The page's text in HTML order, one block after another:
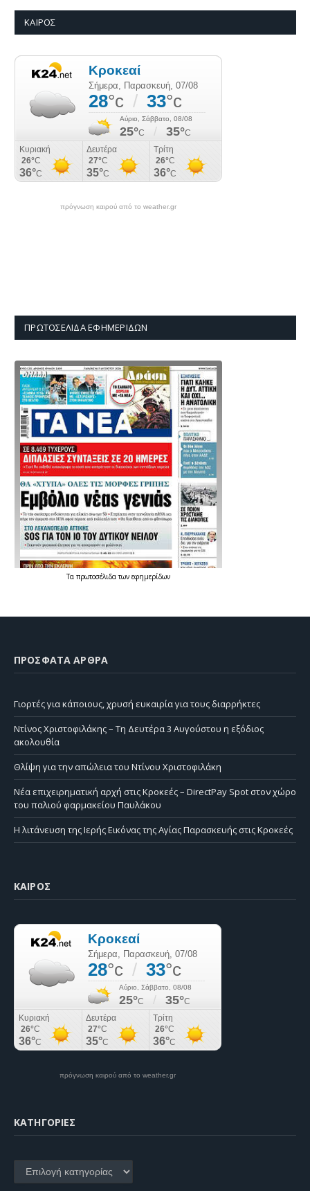
ΚΑΙΡΌΣ
πρόγνωση καιρού από το weather.gr
ΠΡΩΤΟΣΈΛΙΔΑ ΕΦΗΜΕΡΊΔΩΝ
Τα πρωτοσέλιδατων εφημερίδων
ΠΡΌΣΦΑΤΑ ΆΡΘΡΑ
Γιορτές για κάποιους, χρυσή ευκαιρία για τους διαρρήκτες
Ντίνος Χριστοφιλάκης – Τη Δευτέρα 3 Αυγούστου η εξόδιος
ακολουθία
Θλίψη για την απώλεια του Ντίνου Χριστοφιλάκη
Νέα επιχειρηματική αρχή στις Κροκεές – DirectPay Spot στον χώρο
του παλιού φαρμακείου Παυλάκου
Η λιτάνευση της Ιερής Εικόνας της Αγίας Παρασκευής στις Κροκεές
ΚΑΙΡΌΣ
πρόγνωση καιρού από το weather.gr
KΑΤΗΓΟΡΊΕΣ
Kατηγορίες